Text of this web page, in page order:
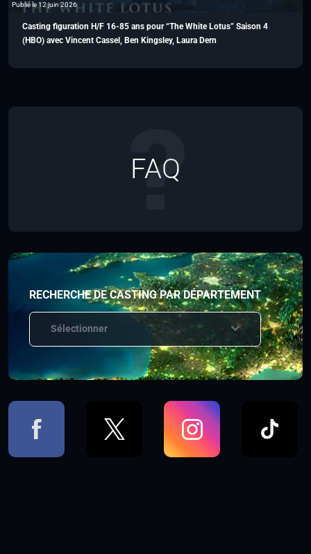
Publié le 12 juin 2026
Casting figuration H/F 16-85 ans pour “The White Lotus” Saison 4
(HBO) avec Vincent Cassel, Ben Kingsley, Laura Dern
FAQ
RECHERCHE DE CASTING PAR DÉPARTEMENT
Sélectionner